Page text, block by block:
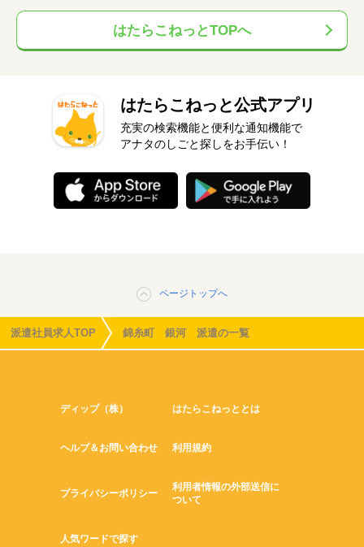
はたらこねっとTOPへ
はたらこねっと公式アプリ
充実の検索機能と便利な通知機能で
アナタのしごと探しをお手伝い！
ページトップへ
派遣社員求人TOP 錦糸町 銀河 派遣の一覧
ディップ（株） はたらこねっととは
ヘルプ＆お問い合わせ 利用規約
プライバシーポリシー
利用者情報の外部送信に
ついて
人気ワードで探す